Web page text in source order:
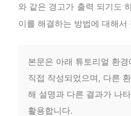
와 같은 경고가 출력 되기도
이를 해결하는 방법에 대해서
본문은 아래 튜토리얼 환경
직접 작성되었으며, 다른
해 설명과 다른 결과가 나
활용합니다.